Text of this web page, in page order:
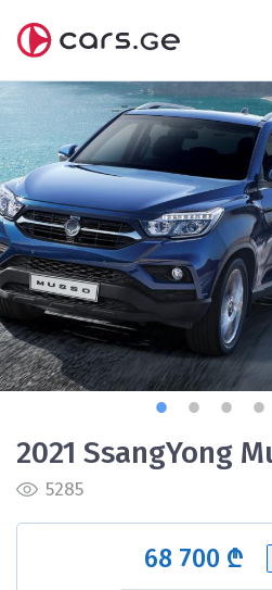
2021 SsangYong
5285
68 700 ₾